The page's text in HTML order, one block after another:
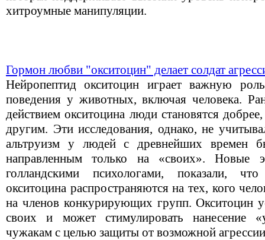
хитроумные манипуляции.
Гормон любви "окситоцин" делает солдат
Нейропептид окситоцин играет важную
поведения у животных, включая человека.
действием окситоцина люди становятся
другим. Эти исследования, однако, не
альтруизм у людей с древнейших времен
направленным только на «своих». Новые
голландскими психологами, показали,
окситоцина распространяются на тех, кого
на членов конкурирующих групп. Окситоцин
своих и может стимулировать нанесение
чужакам с целью защиты от возможной